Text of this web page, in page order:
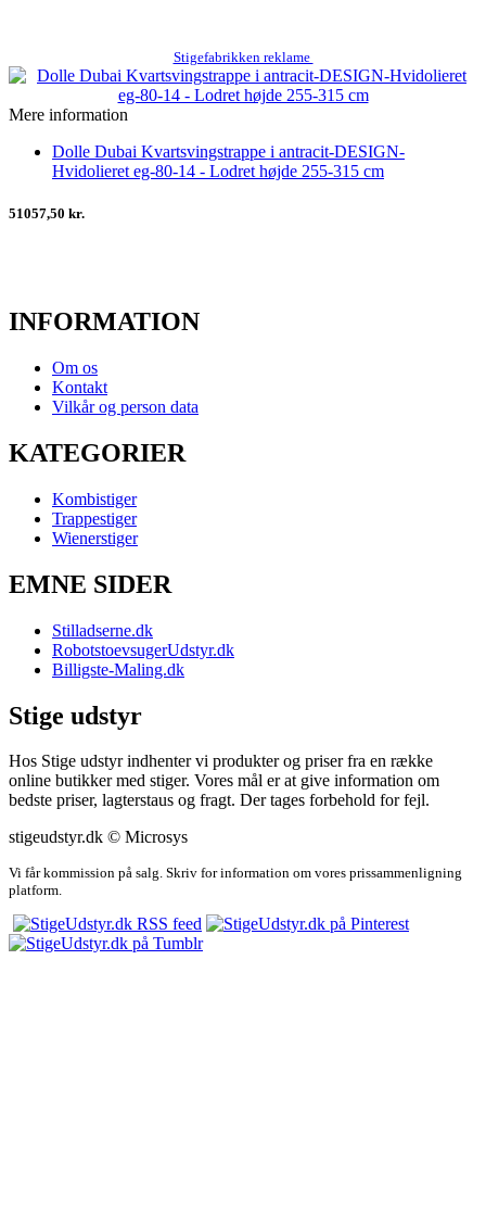
Stigefabrikken reklame
Mere information
Dolle Dubai Kvartsvingstrappe i antracit-DESIGN-
Hvidolieret eg-80-14 - Lodret højde 255-315 cm
51057,50 kr.
INFORMATION
Om os
Kontakt
Vilkår og person data
KATEGORIER
Kombistiger
Trappestiger
Wienerstiger
EMNE SIDER
Stilladserne.dk
RobotstoevsugerUdstyr.dk
Billigste-Maling.dk
Stige udstyr
Hos Stige udstyr indhenter vi produkter og priser fra en række
online butikker med stiger. Vores mål er at give information om
bedste priser, lagterstaus og fragt. Der tages forbehold for fejl.
stigeudstyr.dk © Microsys
Vi får kommission på salg. Skriv for information om vores prissammenligning
platform.